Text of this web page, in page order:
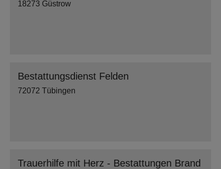
18273 Güstrow
Bestattungsdienst Felden
72072 Tübingen
Trauerhilfe mit Herz - Bestattungen Brand